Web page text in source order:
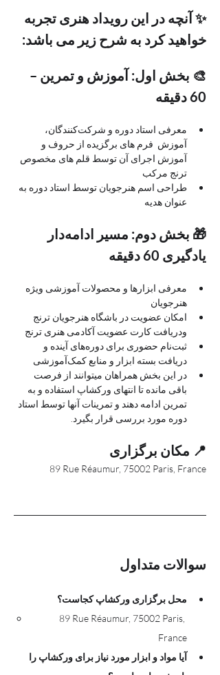
✨ آنچه در این رویداد هنری تجربه
خواهید کرد به شرح زیر می باشد:
🎨 بخش اول: آموزش و تمرین –
60 دقیقه
معرفی استاد دوره و شرکت‌کنندگان،
آموزش  فرم های برگزیده از حروف و
آموزش اجرای آن توسط قلم های مخصوص
ترنج مرکب
طراحی اسم هنرجویان توسط استاد دوره به
عنوان هدیه
🎁 بخش دوم: مسیر ادامه‌دار
یادگیری 60 دقیقه
معرفی ابزارها و محصولات آموزشی ویژه
هنرجویان
امکان عضویت در باشگاه هنرجویان ترنج
ودریافت کارت عضویت آکادمی هنری ترنج
ثبت‌نام حضوری برای دوره‌های آینده و
دریافت بسته ابزار و منابع کمک‌آموزشی
در این بخش همراهان میتوانند از فرصت
باقی مانده تا انتهای ورکشاپ استفاده و به
تمرین ادامه دهند و تمرینات آنها توسط استاد
دوره مورد بررسی قرار بگیرد.
📍 مکان برگزاری
89 Rue Réaumur, 75002 Paris, France
سوالات متداول
محل برگزاری ورکشاپ کجاست؟
89 Rue Réaumur, 75002 Paris,
France
آیا مواد و ابزار مورد نیاز برای ورکشاپ را